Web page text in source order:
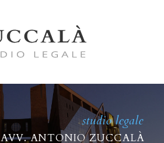
studio legale
AVV. ANTONIO ZUCCALÀ